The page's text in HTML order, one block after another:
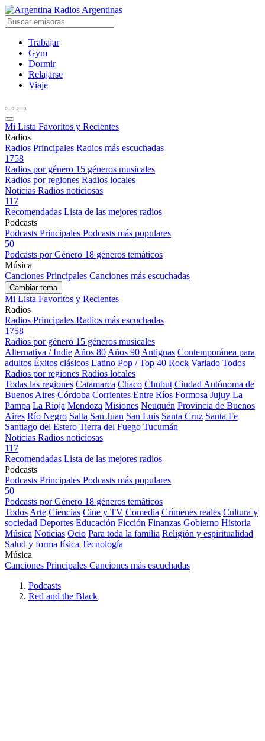
Radios Argentinas
Trabajar
Gym
Dormir
Relajarse
Viaje
Mi Lista Favoritos y Recientes
Radios
Radios Principales Radios más escuchadas
1758
Radios por género 15 géneros musicales
Radios por regiones Radios locales
Noticias Radios noticiosas
117
Recomendadas Lista de las mejores radios
Podcasts
Podcasts Principales Podcasts más populares
50
Podcasts por Género 18 géneros temáticos
Música
Canciones Principales Canciones más escuchadas
Cambiar tema
Mi Lista Favoritos y Recientes
Radios
Radios Principales Radios más escuchadas
1758
Radios por género 15 géneros musicales
Alternativa / Indie Años 80 Años 90 Antiguas Contemporánea para
adultos Éxitos clásicos Latino Pop / Top 40 Rock Variado Todos
Radios por regiones Radios locales
Todas las regiones Catamarca Chaco Chubut Ciudad Autónoma de
Buenos Aires Córdoba Corrientes Entre Ríos Formosa Jujuy La
Pampa La Rioja Mendoza Misiones Neuquén Provincia de Buenos
Aires Río Negro Salta San Juan San Luis Santa Cruz Santa Fe
Santiago del Estero Tierra del Fuego Tucumán
Noticias Radios noticiosas
117
Recomendadas Lista de las mejores radios
Podcasts
Podcasts Principales Podcasts más populares
50
Podcasts por Género 18 géneros temáticos
Todos Arte Ciencias Cine y TV Comedia Crímenes reales Cultura y
sociedad Deportes Educación Ficción Finanzas Gobierno Historia
Música Noticias Ocio Para toda la familia Religión y espiritualidad
Salud y forma física Tecnología
Música
Canciones Principales Canciones más escuchadas
Podcasts
Red and the Black